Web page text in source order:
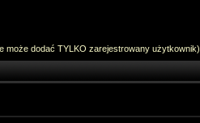
może dodać TYLKO zarejestrowany użytkownik)